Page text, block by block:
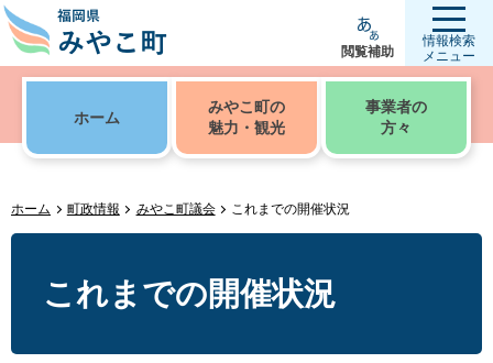
閲覧補助
情報検索
メニュー
ホーム
みやこ町の
魅力・観光
事業者の
方々
ホーム 町政情報 みやこ町議会 これまでの開催状況
これまでの開催状況